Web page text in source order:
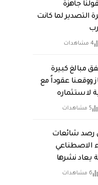
جاهزة
التصدير لما كانت
4 مشاهدات
مبالغ كبيرة
ووقعنا عقوداً مع
لاستثماره
5 مشاهدات
رصد شائعات
الاصطناعي
يعاد نشرها
6 مشاهدات